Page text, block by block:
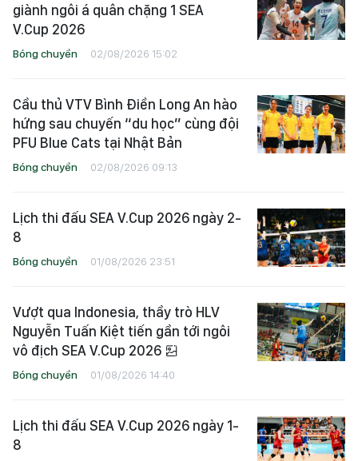
giành ngôi á quân chặng 1 SEA
V.Cup 2026
Bóng chuyền 02/08/2026 15:02
Cầu thủ VTV Bình Điền Long An hào
hứng sau chuyến “du học” cùng đội
PFU Blue Cats tại Nhật Bản
Bóng chuyền 02/08/2026 09:13
Lịch thi đấu SEA V.Cup 2026 ngày 2-
8
Bóng chuyền 01/08/2026 23:51
Vượt qua Indonesia, thầy trò HLV
Nguyễn Tuấn Kiệt tiến gần tới ngôi
vô địch SEA V.Cup 2026
Bóng chuyền 01/08/2026 14:40
Lịch thi đấu SEA V.Cup 2026 ngày 1-
8